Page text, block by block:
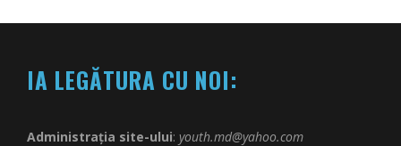
IA LEGĂTURA CU NOI:
Administrația site-ului: youth.md@yahoo.com